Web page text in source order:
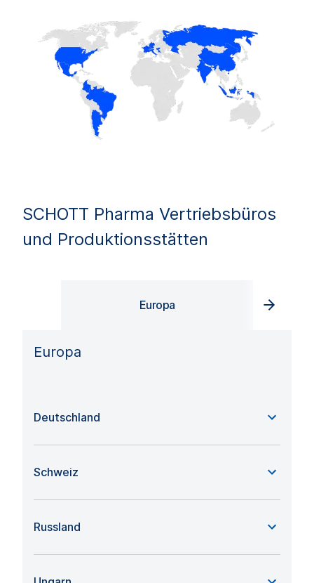
SCHOTT Pharma Vertriebsbüros
und Produktionsstätten
Europa
Europa
Deutschland
Schweiz
Russland